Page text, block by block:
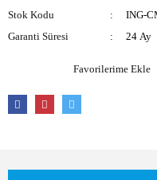
Stok Kodu
ING-
Garanti Süresi
24 Ay